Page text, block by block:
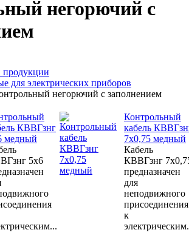
негорючий с
продукции
для электрических приборов
негорючий с заполнением
КВВГзнг
медный
5х6
Контрольный
кабель
7х0,75 медный
Кабель
КВВГзнг
предназначен
для
неподвижного
присоединения
к